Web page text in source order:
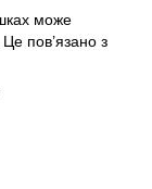
може
Це пов’язано з